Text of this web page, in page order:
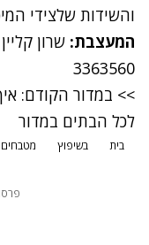
והשידות שלצידי
המעצבת: שרון
3363560
>> במדור הקודם:
לכל הבתים במדור
בית בשיפוץ מטבחים